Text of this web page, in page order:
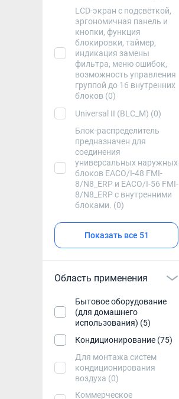
LCD-экран с подсветкой,
эргономичная панель и
кнопки, функция
блокировки, таймер,
индикация замены
фильтра, меню ошибок,
возможность управления
группой до 16 внутренних
блоков (0)
Universal II (BLC_M) (0)
Блок-распределитель
предназначен для
соединения
универсальных наружных
блоков EACO/I-48 FMI-
8/N8_ERP и EACO/I-56 FMI-
8/N8_ERP с внутренними
блоками. (0)
Показать все 51
Область применения
Бытовое оборудование
(для домашнего
использования) (5)
Кондиционирование (75)
Для монтажа систем
кондиционирования
воздуха (0)
Коммерческое